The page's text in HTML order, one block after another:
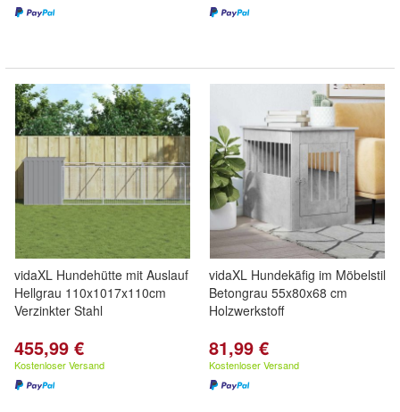
vidaXL Hundehütte mit Auslauf
Hellgrau 110x1017x110cm
Verzinkter Stahl
455,99 €
Kostenloser Versand
vidaXL Hundekäfig im Möbelstil
Betongrau 55x80x68 cm
Holzwerkstoff
81,99 €
Kostenloser Versand